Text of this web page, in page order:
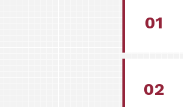
01
02